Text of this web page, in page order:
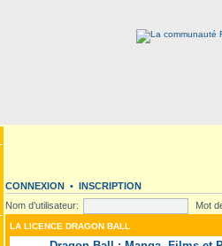
CONNEXION • INSCRIPTION
Nom d’utilisateur:
Mot
LA LICENCE DRAGON BALL